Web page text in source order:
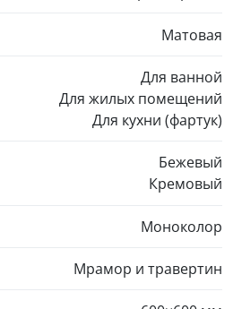
Матовая
Для ванной
Для жилых помещений
Для кухни (фартук)
Бежевый
Кремовый
Моноколор
Мрамор и травертин